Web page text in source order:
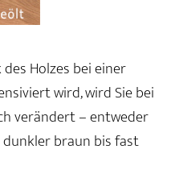
Holzes bei einer
wird, wird Sie bei
verändert – entweder
braun bis fast